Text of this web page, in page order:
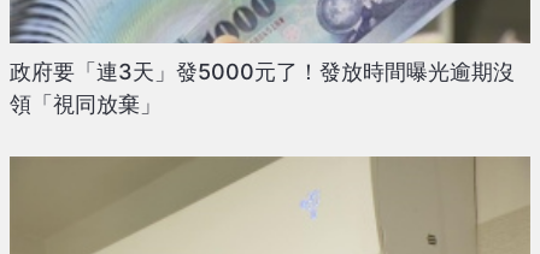
政府要「連3天」發5000元了！發放時間曝光逾期沒
領「視同放棄」